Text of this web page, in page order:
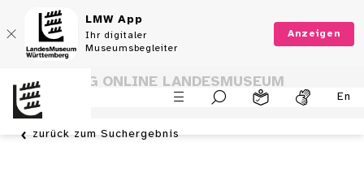
LMW App
Ihr digitaler
Museumsbegleiter
Anzeigen
En
SAMMLUNG ONLINE LANDESMUSEUM
WÜRTTEMBERG
zurück zum Suchergebnis